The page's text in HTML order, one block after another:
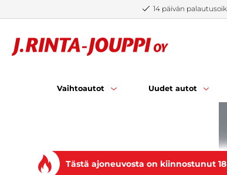
14 päivän
Vaihtoautot Uudet autot
Tästä ajoneuvosta on kiinnostunut